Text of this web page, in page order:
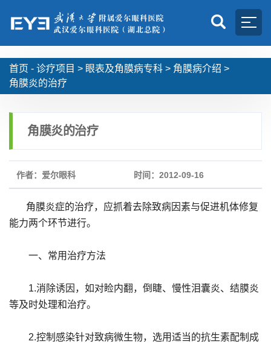
首页 - 诊疗项目 > 眼表及角膜病专科 > 角膜病介绍 >
角膜炎的治疗
角膜炎的治疗
作者：爱尔眼科 时间：2012-09-16
角膜炎症的治疗，应抓着去除致病因素与促进机体修复
能力两个环节进行。
一、常用治疗方法
1.消除诱因，如对睑内翻，倒睫、慢性泪囊炎、结膜炎
等及时处理和治疗。
2.控制感染针对致病微生物，选用适当的抗生素配制成